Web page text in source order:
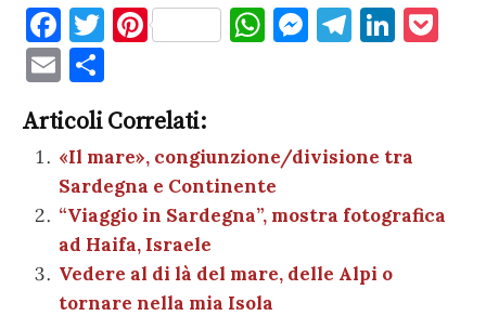
F
a
c
e
b
o
o
k
T
te
r
Pi
es
t
W
A
p
p
M
g
er
T
a
m
Li
dI
n
E
m
ai
l
n
di
vi
di
Articoli Correlati:
«Il mare», congiunzione/divisione tra
Sardegna e Continente
“Viaggio in Sardegna”, mostra fotografica
ad Haifa, Israele
Vedere al di là del mare, delle Alpi o
tornare nella mia Isola